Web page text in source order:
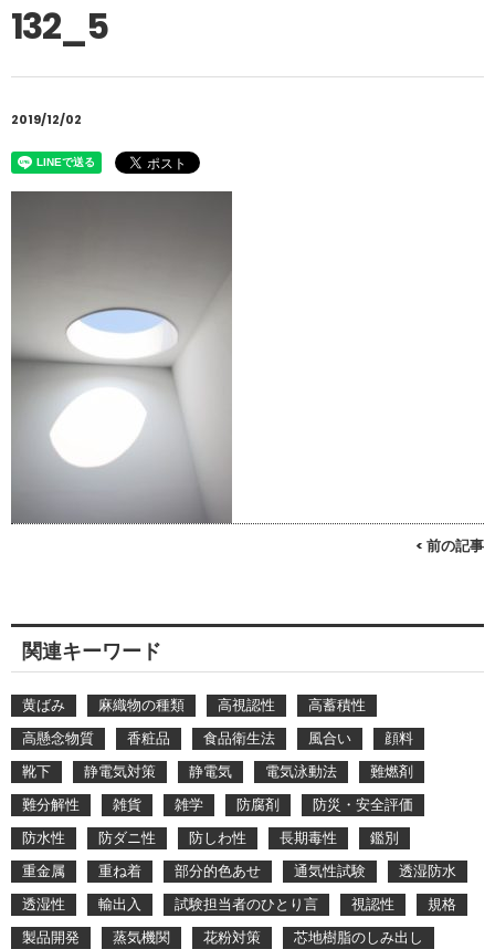
132_5
2019/12/02
< 前の記事
関連キーワード
黄ばみ 麻織物の種類 高視認性
高蓄積性
高懸念物質
香粧品 食品衛生法 風合い
顔料
靴下
静電気対策 静電気 電気泳動法
難燃剤
難分解性
雑貨 雑学 防腐剤
防災・安全評価
防水性
防ダニ性 防しわ性 長期毒性
鑑別
重金属
重ね着 部分的色あせ 通気性試験
透湿防水
透湿性
輸出入 試験担当者のひとり言 視認性
規格
製品開発
蒸気機関 花粉対策
芯地樹脂のしみ出し